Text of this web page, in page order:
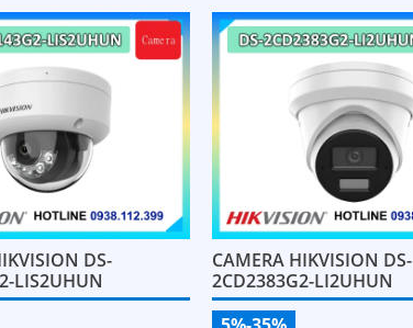
DS-
LIS2UHUN
CAMERA HIKVISION DS-
2CD2383G2-LI2UHUN